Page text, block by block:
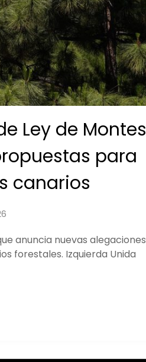
Ley de Montes
para
canarios
anuncia nuevas alegaciones
forestales. Izquierda Unida